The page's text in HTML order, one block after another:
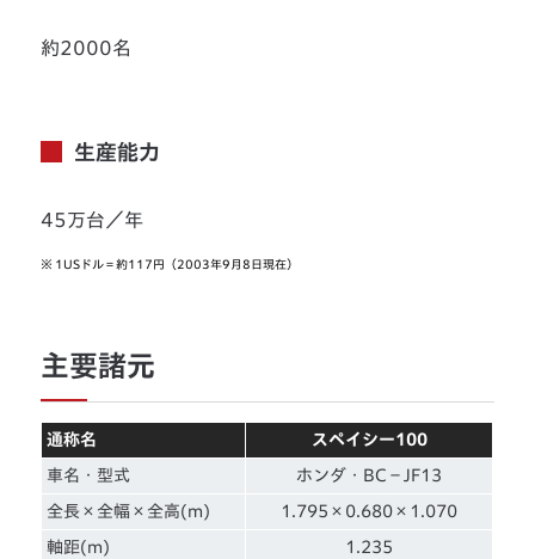
約2000名
生産能力
45万台／年
※ 1USドル＝約117円（2003年9月8日現在）
主要諸元
通称名 スペイシー100
車名・型式 ホンダ・BC－JF13
全長×全幅×全高(m) 1.795×0.680×1.070
軸距(m) 1.235